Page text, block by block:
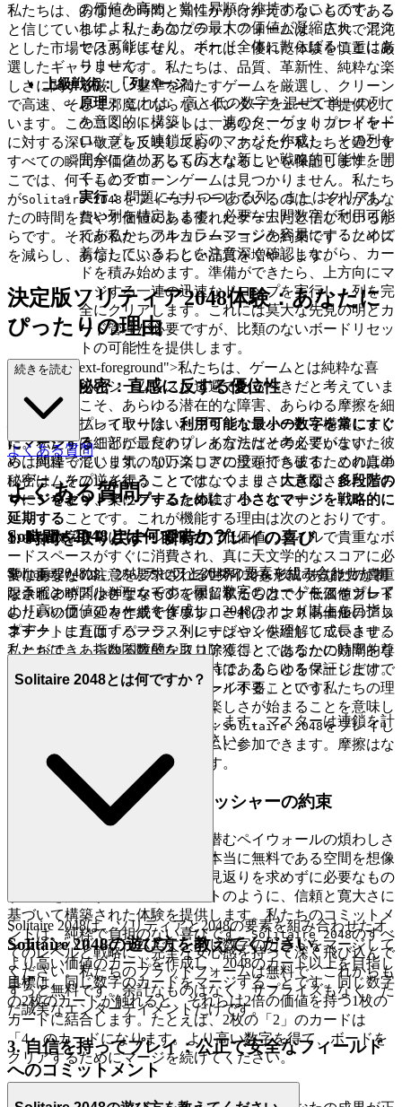
の価値を高め、常に昇順を維持することです。こ
れにより、あなたの最大の価値が凝縮され、アク
セス可能になり、ボード全体に散らばることはあ
りません。
上級戦術：「列パージ」
原理：これは、高と低の数字を混ぜて単一の列
を意図的に構築し、一連のターゲットカードをド
ロップして連鎖反応のマージを作成し、その列を
完全にクリアして広大な新しい戦略的可能性を開
くことです。
実行：問題になりつつある列、またはクリアし
たい列を特定します。必要な中間数字が利用可能
であるか、フルカラムマージを容易にするために
着信していることを注意深く確認しながら、カー
ドを積み始めます。準備ができたら、上方向にマ
ージする一連の迅速なドロップを実行し、列を完
全にクリアします。これには莫大な先見の明とカ
ード管理が必要ですが、比類のないボードリセッ
トの可能性を提供します。
3. プロの秘密：直感に反する優位性
ほとんどのプレイヤーは、利用可能な最小の数字を常にすぐ
にマージすることが最良のプレイ方法だと考えています。彼
らは間違っています。50万スコアの壁を打ち破るための真の
秘密は、その逆を行うことです。つまり、 大きな、多段階の
マージをセットアップするために、小さなマージを戦略的に
延期することです。これが機能する理由は次のとおりです。
小さな数字を常にマージすると、低価値のタイルで貴重なボ
ードスペースがすぐに消費され、真に天文学的なスコアに必
要な重要な128、256、512以上のタイルを形成する能力が制
限されます。小さなマージを保留することで、低価値カード
の「バッファ」を作成できます。これは、より高価値の「ス
ネーク」または「パージ」列にすばやく供給して成長させる
ことができ、指数関数的なスコア獲得と、はるかに効率的な
ボード管理につながります。それは、あらゆるマージだけで
なく、大きなマージのためにプレイすることです。
カジュアルプレイヤーはマージします。マスターは連鎖を計
画します。さあ、実行してください。
私たちは、あなたの時間と知性がかけがえのないものである
と信じています。私たちのプラットフォームは、広大で混沌
とした市場ではありません。それは、優れた体験を慎重に厳
選したギャラリーです。私たちは、品質、革新性、純粋な楽
しさに関する厳しい基準を満たすゲームを厳選し、クリーン
で高速、そして邪魔にならないインターフェースで提供して
います。このコミットメントは、あなた、つまりプレイヤー
に対する深い敬意を反映しており、あなたが私たちと過ごす
すべての瞬間が価値のあるものとなることを保証します。こ
こでは、何千ものクローンゲームは見つかりません。私たち
がSolitaire 2048 をフィーチャーしているのは、それがあな
たの時間を費やす価値のある優れたゲームだと信じているか
らです。それが私たちのキュレーションの約束です：ノイズ
を減らし、あなたにふさわしい品質を増やします。
決定版ソリティア2048体験：あなたに
ぴったりの理由
lass="mb-4 text-foreground">私たちは、ゲームとは純粋な喜
び、日常からのシームレスな逃避であるべきだと考えていま
す。だからこそ、あらゆる潜在的な障害、あらゆる摩擦を細
心の注意を払って取り除いたプラットフォームを構築しまし
た。私たちは細部にこだわり、あなたはその必要がないた
め、純粋で混じり気のない楽しさに没頭できます。これは単
にゲームをプレイすることではなく、まさに意図されたとお
りに、つまり、楽にゲームを体験することです。
1. 時間を取り戻す：瞬時のプレイの喜び
常にあなたの注意を要求される世界において、あなたの貴重
な余暇の時間は神聖なものです。私たちは、ゲームをプレイ
したいのに、延々と続くダウンロード、インストール、アッ
プデートに直面するフラストレーションを理解しています。
私たちは、あらゆる障壁を取り除くことであなたの時間を尊
重し、願望から喜びへの道が瞬時であることを保証します。
「ダウンロード不要、インストール不要」という私たちの理
念は、あなたが決めた瞬間から楽しさが始まることを意味し
ます。これが私たちの約束です： Solitaire 2048をプレイし
たいとき、あなたは数秒でゲームに参加できます。摩擦はな
く、純粋で即時の楽しさだけです。
2. 誠実な楽しさ：ゼロプレッシャーの約束
隠れたコストの疑いや、隅々に潜むペイウォールの煩わしさ
なしに、エンターテイメントが本当に無料である空間を想像
してみてください。私たちは、見返りを求めずに必要なもの
すべてを提供する心優しいホストのように、信頼と寛大さに
基づいて構築された体験を提供します。私たちのコミットメ
ントは、純粋で負担のない喜びです。Solitaire 2048のすべ
てのレベルと戦略に、完全な安心感を持って深く飛び込んで
ください。私たちのプラットフォームは無料で、これからも
ずっと無料です。余計なものはなく、サプライズもなく、た
だ誠実なエンターテイメントだけです。
3. 自信を持ってプレイ：公正で安全なフィールド
へのコミットメント
続きを読む
よくある質問
よくある質問
Solitaire 2048とは何ですか？
Solitaire 2048は、ソリティアと2048の要素を組み合わせたオ
ンラインパズルゲームです。同じ数字のカードをマージして
より高い価値のカードを作成し、2048のカード以上を目指し
ます！
Solitaire 2048とは何ですか？
Solitaire 2048は、ソリティアと2048の要素を組み合わせたオ
ンラインパズルゲームです。同じ数字のカードをマージして
より高い価値のカードを作成し、2048のカード以上を目指し
ます！
Solitaire 2048の遊び方を教えてください。
目標は、同じ数字のカードをマージすることです。同じ数字
の2枚のカードが触れると、それらは2倍の価値を持つ1枚の
カードに結合します。たとえば、2枚の「2」のカードは
「4」のカードになります。より高い数字を得て、ボードを
クリアするためにマージを続けてください。